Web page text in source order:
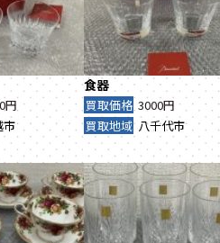
円
市
食器
買取価格 3000円
買取地域 八千代市